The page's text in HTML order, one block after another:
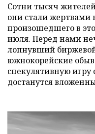
Сотни тысяч
они стали жертвами
произошедшего в
июля. Перед нами
лопнувший
южнокорейские
спекулятивную игру
достанутся